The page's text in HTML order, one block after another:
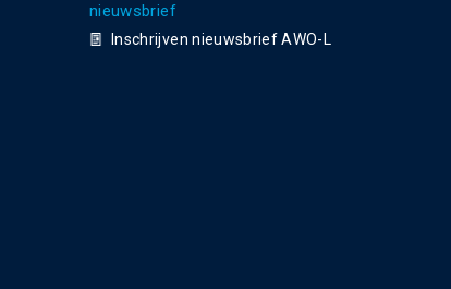
nieuwsbrief
Inschrijven nieuwsbrief AWO-L